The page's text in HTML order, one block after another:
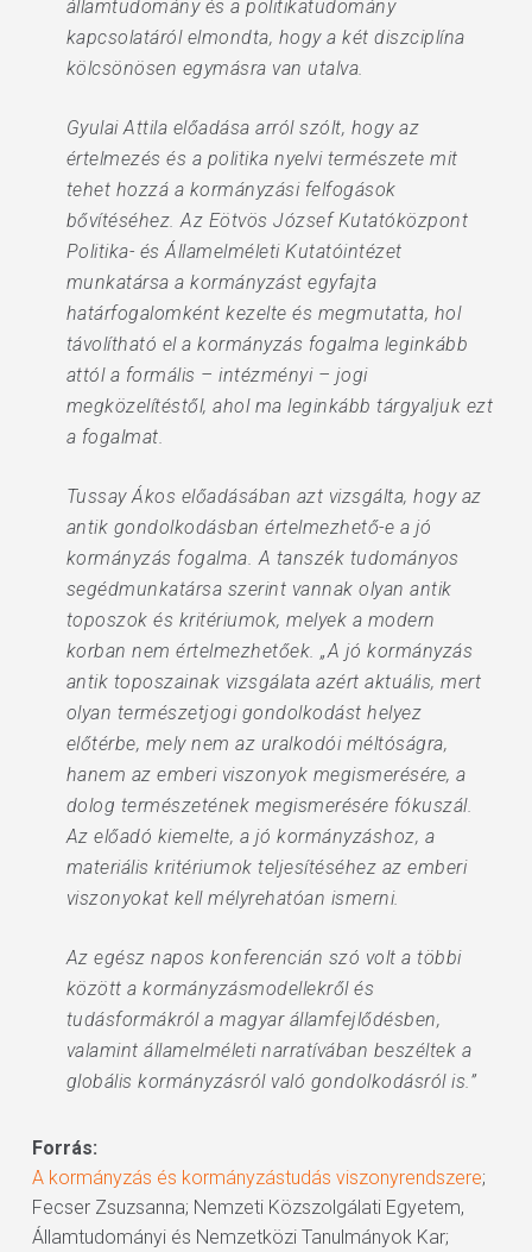
államtudomány és a politikatudomány
kapcsolatáról elmondta, hogy a két diszciplína
kölcsönösen egymásra van utalva.
Gyulai Attila előadása arról szólt, hogy az
értelmezés és a politika nyelvi természete mit
tehet hozzá a kormányzási felfogások
bővítéséhez. Az Eötvös József Kutatóközpont
Politika- és Államelméleti Kutatóintézet
munkatársa a kormányzást egyfajta
határfogalomként kezelte és megmutatta, hol
távolítható el a kormányzás fogalma leginkább
attól a formális – intézményi – jogi
megközelítéstől, ahol ma leginkább tárgyaljuk ezt
a fogalmat.
Tussay Ákos előadásában azt vizsgálta, hogy az
antik gondolkodásban értelmezhető-e a jó
kormányzás fogalma. A tanszék tudományos
segédmunkatársa szerint vannak olyan antik
toposzok és kritériumok, melyek a modern
korban nem értelmezhetőek. „A jó kormányzás
antik toposzainak vizsgálata azért aktuális, mert
olyan természetjogi gondolkodást helyez
előtérbe, mely nem az uralkodói méltóságra,
hanem az emberi viszonyok megismerésére, a
dolog természetének megismerésére fókuszál.
Az előadó kiemelte, a jó kormányzáshoz, a
materiális kritériumok teljesítéséhez az emberi
viszonyokat kell mélyrehatóan ismerni.
Az egész napos konferencián szó volt a többi
között a kormányzásmodellekről és
tudásformákról a magyar államfejlődésben,
valamint államelméleti narratívában beszéltek a
globális kormányzásról való gondolkodásról is.”
Forrás:
A kormányzás és kormányzástudás viszonyrendszere;
Fecser Zsuzsanna; Nemzeti Közszolgálati Egyetem,
Államtudományi és Nemzetközi Tanulmányok Kar;